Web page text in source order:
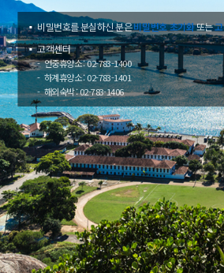
비밀번호를 분실하신 분은비밀번호 초기화또는
고객센터
연중휴양소 : 02-783-1400
하계휴양소 : 02-783-1401
해외숙박 : 02-783-1406